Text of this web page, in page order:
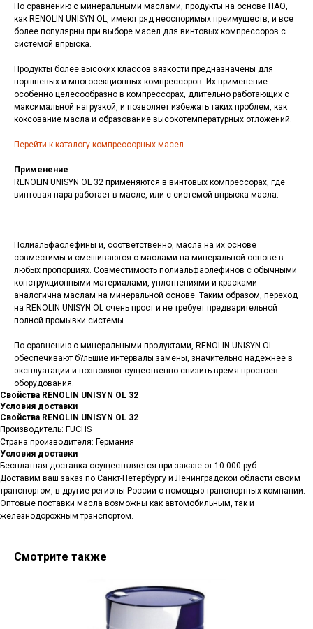
По сравнению с минеральными маслами, продукты на основе ПАО,
как RENOLIN UNISYN OL, имеют ряд неоспоримых преимуществ, и все
более популярны при выборе масел для винтовых компрессоров с
системой впрыска.
Продукты более высоких классов вязкости предназначены для
поршневых и многосекционных компрессоров. Их применение
особенно целесообразно в компрессорах, длительно работающих с
максимальной нагрузкой, и позволяет избежать таких проблем, как
коксование масла и образование высокотемпературных отложений.
Перейти к каталогу компрессорных масел.
Применение
RENOLIN UNISYN OL 32 применяются в винтовых компрессорах, где
винтовая пара работает в масле, или с системой впрыска масла.
Полиальфаолефины и, соответственно, масла на их основе
совместимы и смешиваются с маслами на минеральной основе в
любых пропорциях. Совместимость полиальфаолефинов с обычными
конструкционными материалами, уплотнениями и красками
аналогична маслам на минеральной основе. Таким образом, переход
на RENOLIN UNISYN OL очень прост и не требует предварительной
полной промывки системы.
По сравнению с минеральными продуктами, RENOLIN UNISYN OL
обеспечивают б?льшие интервалы замены, значительно надёжнее в
эксплуатации и позволяют существенно снизить время простоев
оборудования.
Свойства RENOLIN UNISYN OL 32
Условия доставки
Свойства RENOLIN UNISYN OL 32
Производитель: FUCHS
Страна производителя: Германия
Условия доставки
Бесплатная доставка осуществляется при заказе от 10 000 руб.
Доставим ваш заказ по Санкт-Петербургу и Ленинградской области своим
транспортом, в другие регионы России с помощью транспортных компании.
Оптовые поставки масла возможны как автомобильным, так и
железнодорожным транспортом.
Смотрите также